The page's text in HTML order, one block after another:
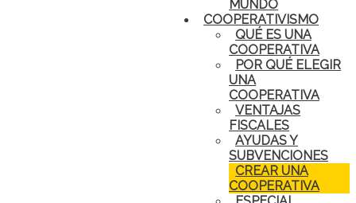
MUNDO
COOPERATIVISMO
QUÉ ES UNA
COOPERATIVA
POR QUÉ ELEGIR
UNA
COOPERATIVA
VENTAJAS
FISCALES
AYUDAS Y
SUBVENCIONES
CREAR UNA
COOPERATIVA